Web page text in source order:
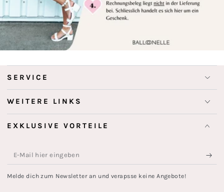
SERVICE
WEITERE LINKS
EXKLUSIVE VORTEILE
E-
Mail
Melde dich zum Newsletter an und verapsse keine Angebote!